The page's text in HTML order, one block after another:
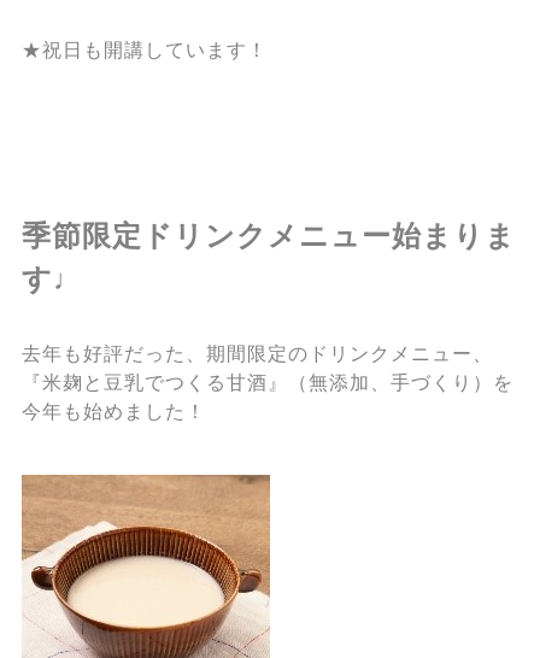
★祝日も開講しています！
季節限定ドリンクメニュー始まりま
す♩
去年も好評だった、期間限定のドリンクメニュー、
『米麹と豆乳でつくる甘酒』（無添加、手づくり）を
今年も始めました！